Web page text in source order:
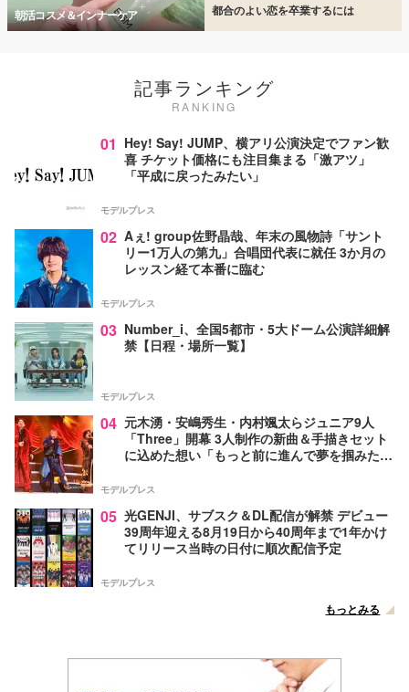
朝活コスメ＆インナーケア 都合のよい恋を卒業するには
記事ランキング
RANKING
01 Hey! Say! JUMP、横アリ公演決定でファン歓
喜 チケット価格にも注目集まる「激アツ」
「平成に戻ったみたい」
モデルプレス
02 Aぇ! group佐野晶哉、年末の風物詩「サント
リー1万人の第九」合唱団代表に就任 3か月の
レッスン経て本番に臨む
モデルプレス
03 Number_i、全国5都市・5大ドーム公演詳細解
禁【日程・場所一覧】
モデルプレス
04 元木湧・安嶋秀生・内村颯太らジュニア9人
「Three」開幕 3人制作の新曲＆手描きセット
に込めた想い「もっと前に進んで夢を掴みた
モデルプレス
05 光GENJI、サブスク＆DL配信が解禁 デビュー
39周年迎える8月19日から40周年まで1年かけ
てリリース当時の日付に順次配信予定
モデルプレス
もっとみる